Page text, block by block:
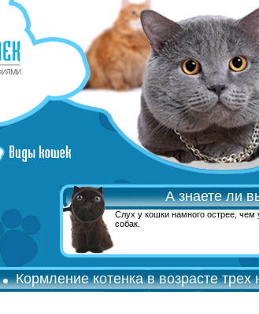
А знаете ли
Слух у кошки намного острее, чем
собак.
Кормление котенка в возрасте трех